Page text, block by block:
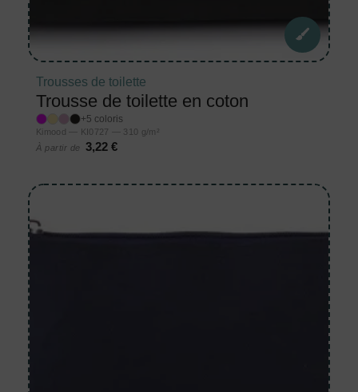
Trousses de toilette
Trousse de toilette en coton
+5 coloris
Kimood — KI0727 — 310 g/m²
À partir de
3,22 €